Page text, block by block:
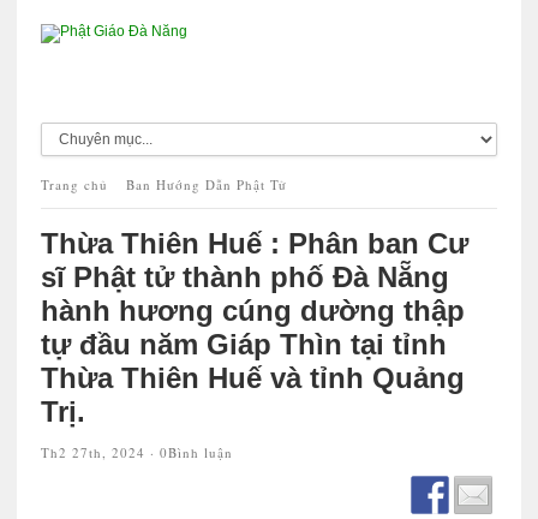
Trang chủ Ban Hướng Dẫn Phật Tử
Thừa Thiên Huế : Phân ban Cư
sĩ Phật tử thành phố Đà Nẵng
hành hương cúng dường thập
tự đầu năm Giáp Thìn tại tỉnh
Thừa Thiên Huế và tỉnh Quảng
Trị.
Th2 27th, 2024 · 0Bình luận